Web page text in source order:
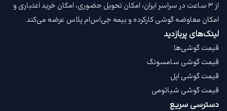
از ۳ ساعت در سراسر ایران، امکان تحویل حضوری، امکان خرید اعتباری و
امکان معاوضه گوشی کارکرده و بیمه جی‌اس‌ام‌ پلاس عرضه می‌کند.
لینک‌های پربازدید
قیمت گوشی‌ها
قیمت گوشی سامسونگ
قیمت گوشی اپل
قیمت گوشی شیائومی
دسترسی سریع